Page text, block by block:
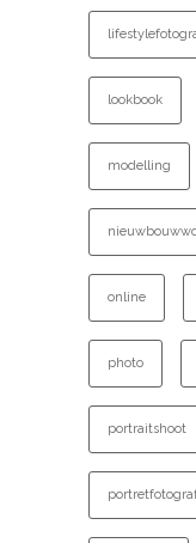
lookbook
modelling
online
photo
portraitshoot